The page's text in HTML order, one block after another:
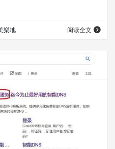
樂地 阅读全文